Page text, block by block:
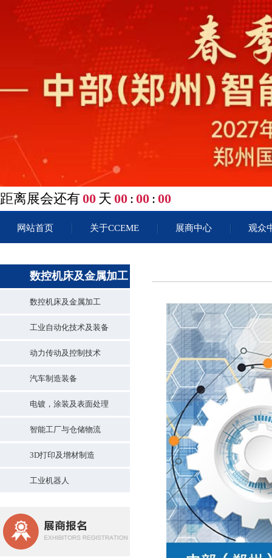
距离展会还有 00 天 00 : 00 : 00
网站首页 关于CCEME 展商中心 观众
数控机床及金属加工
数控机床及金属加工
工业自动化技术及装备
动力传动及控制技术
汽车制造装备
电镀，涂装及表面处理
智能工厂与仓储物流
3D打印及增材制造
工业机器人